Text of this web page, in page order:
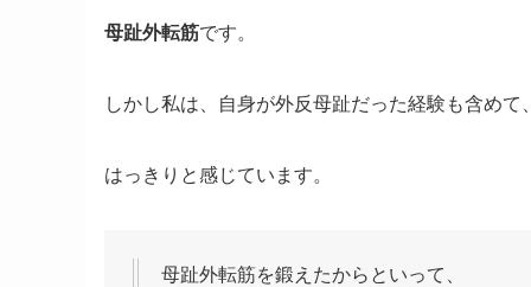
母趾外転筋です。
しかし私は、自身が外反母趾だった経験も含めて
はっきりと感じています。
母趾外転筋を鍛えたからといって、